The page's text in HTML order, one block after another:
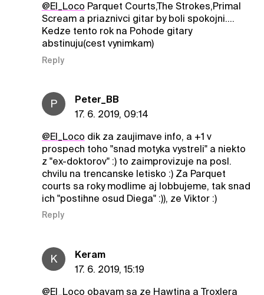
@El_Loco Parquet Courts,The Strokes,Primal
Scream a priaznivci gitar by boli spokojni....
Kedze tento rok na Pohode gitary
abstinuju(cest vynimkam)
Reply
P
Peter_BB
17. 6. 2019, 09:14
@El_Loco dik za zaujimave info, a +1 v
prospech toho "snad motyka vystreli" a niekto
z "ex-doktorov" :) to zaimprovizuje na posl.
chvilu na trencanske letisko :) Za Parquet
courts sa roky modlime aj lobbujeme, tak snad
ich "postihne osud Diega" :)), ze Viktor :)
Reply
K
Keram
17. 6. 2019, 15:19
@El_Loco obavam sa ze Hawtina a Troxlera